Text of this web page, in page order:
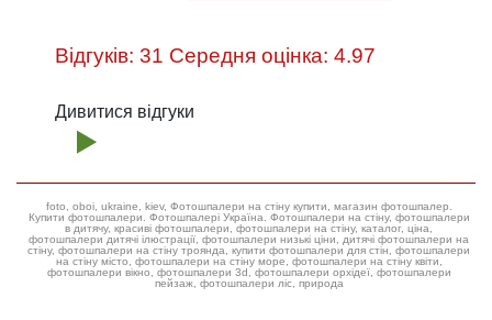
Відгуків: 31 Середня оцінка: 4.97
Дивитися відгуки
foto, oboi, ukraine, kiev, Фотошпалери на стіну купити, магазин фотошпалер.
Купити фотошпалери. Фотошпалері Україна. Фотошпалери на стіну, фотошпалери
в дитячу, красиві фотошпалери, фотошпалери на стіну, каталог, ціна,
фотошпалери дитячі ілюстрації, фотошпалери низькі ціни, дитячі фотошпалери на
стіну, фотошпалери на стіну троянда, купити фотошпалери для стін, фотошпалери
на стіну місто, фотошпалери на стіну море, фотошпалери на стіну квіти,
фотошпалери вікно, фотошпалери 3d, фотошпалери орхідеї, фотошпалери
пейзаж, фотошпалери ліс, природа